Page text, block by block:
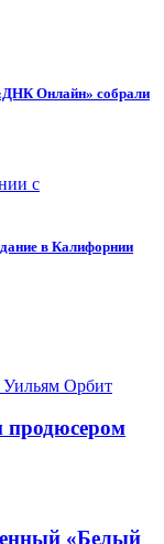
Онлайн» собрали
в Калифорнии
«Белый